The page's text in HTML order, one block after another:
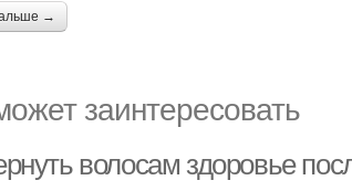
→
заинтересовать
волосам здоровье